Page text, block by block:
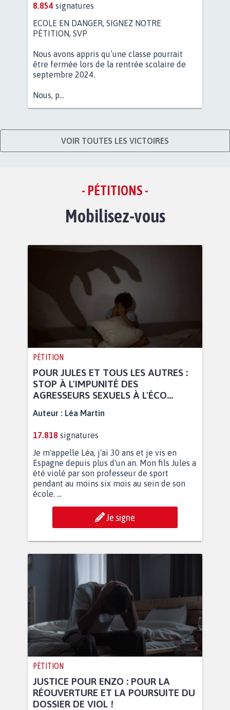
8.854 signatures
ECOLE EN DANGER, SIGNEZ NOTRE
PÉTITION, SVP
Nous avons appris qu’une classe pourrait
être fermée lors de la rentrée scolaire de
septembre 2024.
Nous, p...
VOIR TOUTES LES VICTOIRES
- PÉTITIONS -
Mobilisez-vous
PÉTITION
POUR JULES ET TOUS LES AUTRES :
STOP À L'IMPUNITÉ DES
AGRESSEURS SEXUELS À L'ÉCO...
Auteur : Léa Martin
17.818 signatures
Je m'appelle Léa, j'ai 30 ans et je vis en
Espagne depuis plus d'un an. Mon fils Jules a
été violé par son professeur de sport
pendant au moins six mois au sein de son
école. ...
Je signe
PÉTITION
JUSTICE POUR ENZO : POUR LA
RÉOUVERTURE ET LA POURSUITE DU
DOSSIER DE VIOL !